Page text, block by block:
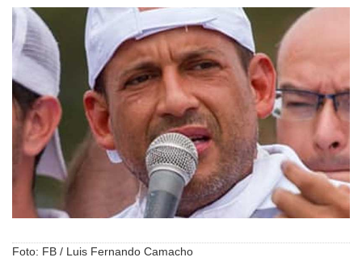
Foto: FB / Luis Fernando Camacho